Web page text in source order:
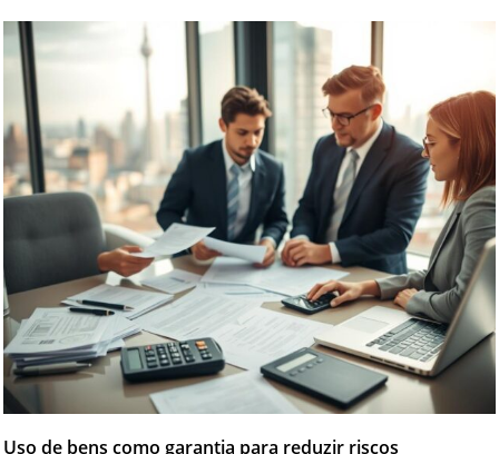
Uso de bens como garantia para reduzir riscos